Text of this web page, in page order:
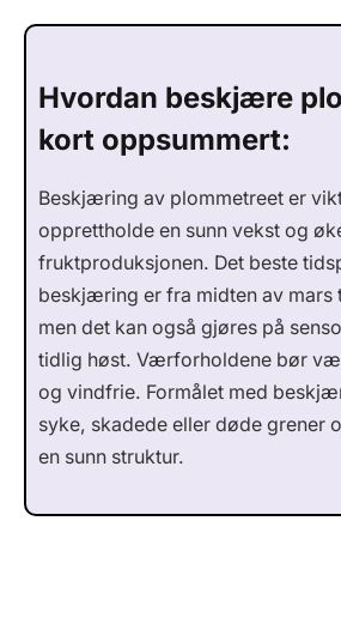
Hvordan beskjære
kort oppsummert:
Beskjæring av plommetreet er
opprettholde en sunn vekst og
fruktproduksjonen. Det beste
beskjæring er fra midten av mars
men det kan også gjøres på
tidlig høst. Værforholdene bør
og vindfrie. Formålet med
syke, skadede eller døde grener
en sunn struktur.